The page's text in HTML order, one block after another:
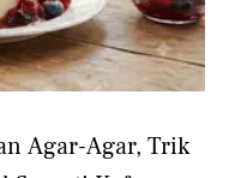
Agar-Agar, Trik